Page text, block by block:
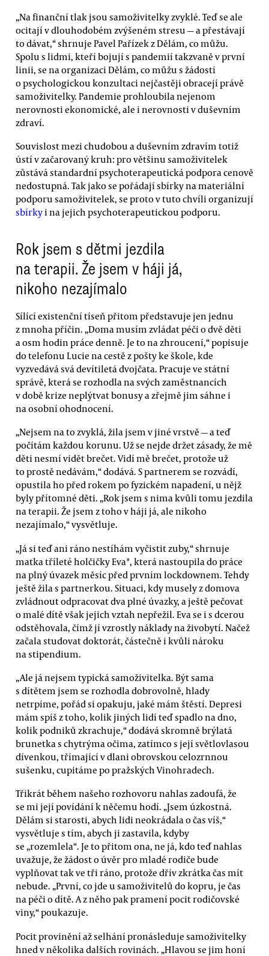
„Na finanční tlak jsou samoživitelky zvyklé. Teď se ale
ocitají v dlouhodobém zvýšeném stresu — a přestávají
to dávat,“ shrnuje Pavel Pařízek z Dělám, co můžu.
Spolu s lidmi, kteří bojují s pandemií takzvaně v první
linii, se na organizaci Dělám, co můžu s žádostí
o psychologickou konzultaci nejčastěji obracejí právě
samoživitelky. Pandemie prohloubila nejenom
nerovnosti ekonomické, ale i nerovnosti v duševním
zdraví.
Souvislost mezi chudobou a duševním zdravím totiž
ústí v začarovaný kruh: pro většinu samoživitelek
zůstává standardní psychoterapeutická podpora cenově
nedostupná. Tak jako se pořádají sbírky na materiální
podporu samoživitelek, se proto v tuto chvíli organizují
sbírkyi na jejich psychoterapeutickou podporu.
Rok jsem s dětmi jezdila
na terapii. Že jsem v háji já,
nikoho nezajímalo
Sílící existenční tíseň přitom představuje jen jednu
z mnoha příčin. „Doma musím zvládat péči o dvě děti
a osm hodin práce denně. Je to na zhroucení,“ popisuje
do telefonu Lucie na cestě z pošty ke škole, kde
vyzvedává svá devítiletá dvojčata. Pracuje ve státní
správě, která se rozhodla na svých zaměstnancích
v době krize neplýtvat bonusy a zřejmě jim sáhne i
na osobní ohodnocení.
„Nejsem na to zvyklá, žila jsem v jiné vrstvě — a teď
počítám každou korunu. Už se nejde držet zásady, že mě
děti nesmí vidět brečet. Vidí mě brečet, protože už
to prostě nedávám,“ dodává. S partnerem se rozvádí,
opustila ho před rokem po fyzickém napadení, u nějž
byly přítomné děti. „Rok jsem s nima kvůli tomu jezdila
na terapii. Že jsem z toho v háji já, ale nikoho
nezajímalo,“ vysvětluje.
„Já si teď ani ráno nestíhám vyčistit zuby,“ shrnuje
matka tříleté holčičky Eva*, která nastoupila do práce
na plný úvazek měsíc před prvním lockdownem. Tehdy
ještě žila s partnerkou. Situaci, kdy musely z domova
zvládnout odpracovat dva plné úvazky, a ještě pečovat
o malé dítě však jejich vztah nepřežil. Eva se i s dcerou
odstěhovala, čímž jí vzrostly náklady na živobytí. Načež
začala studovat doktorát, částečně i kvůli nároku
na stipendium.
„Ale já nejsem typická samoživitelka. Být sama
s dítětem jsem se rozhodla dobrovolně, hlady
netrpíme, pořád si opakuju, jaké mám štěstí. Depresi
mám spíš z toho, kolik jiných lidí teď spadlo na dno,
kolik podniků zkrachuje,“ dodává skromně brýlatá
brunetka s chytrýma očima, zatímco s její světlovlasou
dívenkou, třímající v dlani obrovskou celozrnnou
sušenku, cupitáme po pražských Vinohradech.
Třikrát během našeho rozhovoru nahlas zadoufá, že
se mi její povídání k něčemu hodí. „Jsem úzkostná.
Dělám si starosti, abych lidi neokrádala o čas víš,“
vysvětluje s tím, abych ji zastavila, kdyby
se „rozemlela“. Je to přitom ona, ne já, kdo teď nahlas
uvažuje, že žádost o úvěr pro mladé rodiče bude
vyplňovat tak ve tři ráno, protože dřív zkrátka čas mít
nebude. „První, co jde u samoživitelů do kopru, je čas
na péči o dítě. A z něho pak pramení pocit rodičovské
viny,“ poukazuje.
Pocit provinění až selhání pronásleduje samoživitelky
hned v několika dalších rovinách. „Hlavou se jim honí